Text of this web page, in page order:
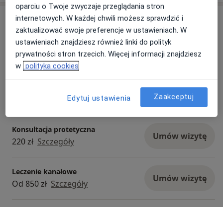
Usługi i ceny
Konsultacja stomatologiczna
150 zł - 180 zł Szczegóły Umów wizytę
Szczegóły
Umów wizytę
Konsultacja protetyczna
220 zł Szczegóły Umów wizytę
Leczenie kanałowe
Od 850 zł Szczegóły Umów wizytę
oparciu o Twoje zwyczaje przeglądania stron
internetowych. W każdej chwili możesz sprawdzić i
zaktualizować swoje preferencje w ustawieniach. W
ustawieniach znajdziesz również linki do polityk
prywatności stron trzecich. Więcej informacji znajdziesz
w polityka cookies
Edytuj ustawienia Zaakceptuj